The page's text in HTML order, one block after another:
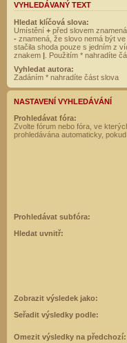
VYHLEDÁVANÝ TEXT
Hledat klíčová slova:
Umístění + před slovem
- znamená, že slovo nemá být
stačila shoda pouze s jedním z
znakem | . Použitím * nahradíte
Vyhledat autora:
Zadáním * nahradíte část slova
NASTAVENÍ VYHLEDÁVÁNÍ
Prohledávat fóra:
Zvolte fórum nebo fóra, ve
prohledávána automaticky, pokud
Prohledávat subfóra:
Hledat uvnitř:
Zobrazit výsledek jako:
Seřadit výsledky podle:
Omezit výsledky na předchozí: